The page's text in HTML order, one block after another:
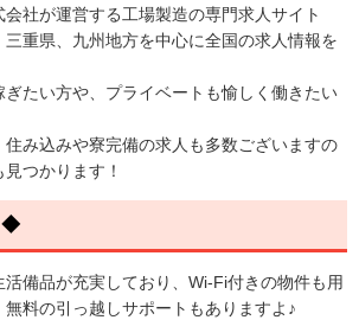
社が運営する工場製造の専門求人サイト
重県、九州地方を中心に全国の求人情報を
たい方や、プライベートも愉しく働きたい
み込みや寮完備の求人も多数ございますの
つかります！
◆
備品が充実しており、Wi-Fi付きの物件も用
料の引っ越しサポートもありますよ♪